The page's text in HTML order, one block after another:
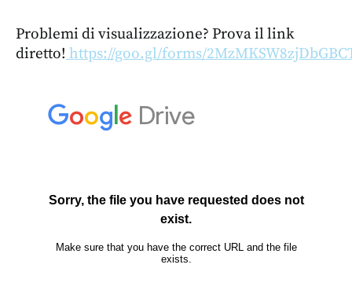
Problemi di visualizzazione? Prova il link
diretto! https://goo.gl/forms/